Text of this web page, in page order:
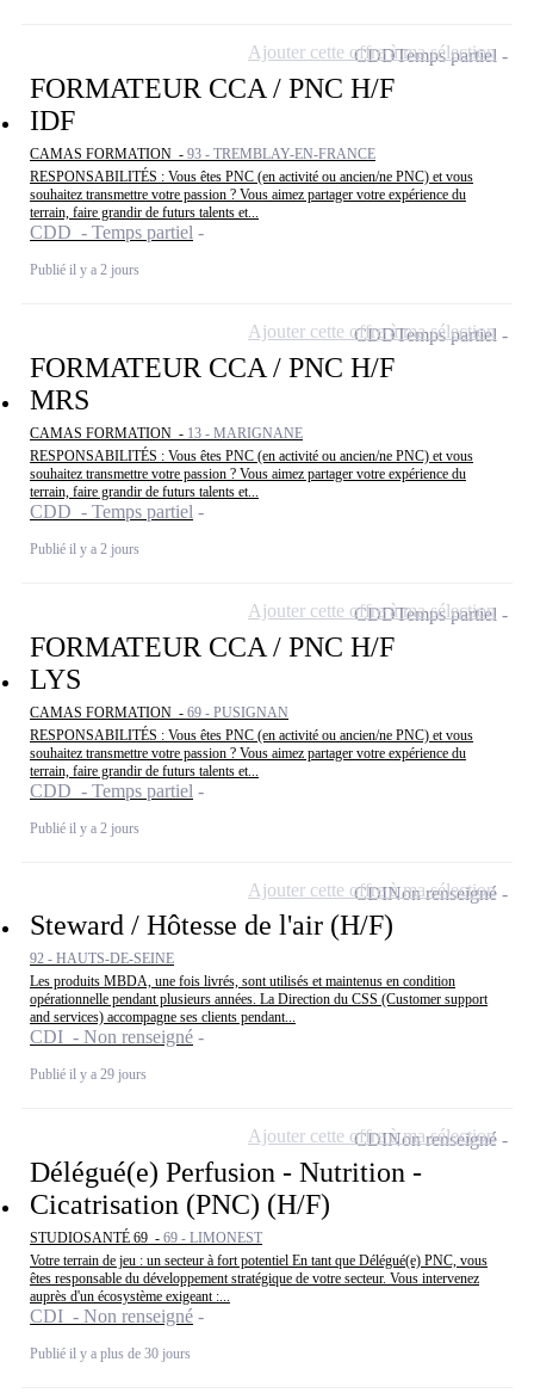
FORMATEUR CCA / PNC H/F
IDF
CAMAS FORMATION - 93 - TREMBLAY-EN-FRANCE
RESPONSABILITÉS : Vous êtes PNC (en activité ou ancien/ne PNC) et vous
souhaitez transmettre votre passion ? Vous aimez partager votre expérience du
terrain, faire grandir de futurs talents et...
CDD - Temps partiel
Publié il y a 2 jours
CDDTemps partiel
Ajouter cette offre à ma sélection
FORMATEUR CCA / PNC H/F
MRS
CAMAS FORMATION - 13 - MARIGNANE
RESPONSABILITÉS : Vous êtes PNC (en activité ou ancien/ne PNC) et vous
souhaitez transmettre votre passion ? Vous aimez partager votre expérience du
terrain, faire grandir de futurs talents et...
CDD - Temps partiel
Publié il y a 2 jours
CDDTemps partiel
Ajouter cette offre à ma sélection
FORMATEUR CCA / PNC H/F
LYS
CAMAS FORMATION - 69 - PUSIGNAN
RESPONSABILITÉS : Vous êtes PNC (en activité ou ancien/ne PNC) et vous
souhaitez transmettre votre passion ? Vous aimez partager votre expérience du
terrain, faire grandir de futurs talents et...
CDD - Temps partiel
Publié il y a 2 jours
CDDTemps partiel
Ajouter cette offre à ma sélection
Steward / Hôtesse de l'air (H/F)
92 - HAUTS-DE-SEINE
Les produits MBDA, une fois livrés, sont utilisés et maintenus en condition
opérationnelle pendant plusieurs années. La Direction du CSS (Customer support
and services) accompagne ses clients pendant...
CDI - Non renseigné
Publié il y a 29 jours
CDINon renseigné
Ajouter cette offre à ma sélection
Délégué(e) Perfusion - Nutrition -
Cicatrisation (PNC) (H/F)
STUDIOSANTÉ 69 - 69 - LIMONEST
Votre terrain de jeu : un secteur à fort potentiel En tant que Délégué(e) PNC, vous
êtes responsable du développement stratégique de votre secteur. Vous intervenez
auprès d'un écosystème exigeant :...
CDI - Non renseigné
Publié il y a plus de 30 jours
CDINon renseigné
Ajouter cette offre à ma sélection